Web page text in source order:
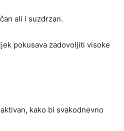
ali i suzdrzan.
pokusava zadovoljiti visoke
kako bi svakodnevno